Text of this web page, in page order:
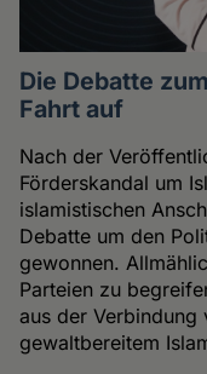
Die Debatte
Fahrt auf
Nach der
Förderskandal um
islamistischen
Debatte um den
gewonnen.
Parteien zu
aus der Verbindung
gewaltbereitem